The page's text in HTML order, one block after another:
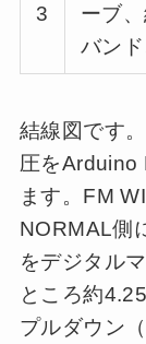
3
ーブ
バン
結線図です
圧をArduino
ます。FM
NORMAL側
をデジタル
ところ約
プルダウン